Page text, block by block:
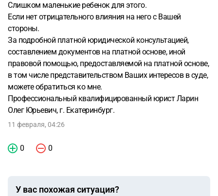
Слишком маленькие ребенок для этого.
Если нет отрицательного влияния на него с Вашей
стороны.
За подробной платной юридической консультацией,
составлением документов на платной основе, иной
правовой помощью, предоставляемой на платной основе,
в том числе представительством Ваших интересов в суде,
можете обратиться ко мне.
Профессиональный квалифицированный юрист Ларин
Олег Юрьевич, г. Екатеринбург.
11 февраля, 04:26
0 0
У вас похожая ситуация?